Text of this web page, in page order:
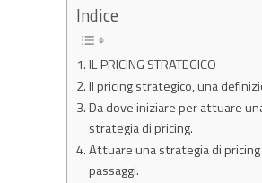
Indice
IL PRICING STRATEGICO
Il pricing strategico, una
Da dove iniziare per attuare
strategia di pricing.
Attuare una strategia di pricing
passaggi.